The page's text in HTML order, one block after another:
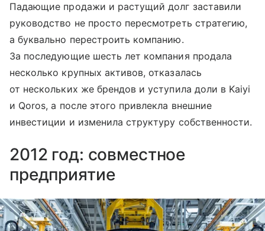
Падающие продажи и растущий долг заставили
руководство не просто пересмотреть стратегию,
а буквально перестроить компанию.
За последующие шесть лет компания продала
несколько крупных активов, отказалась
от нескольких же брендов и уступила доли в Kaiyi
и Qoros, а после этого привлекла внешние
инвестиции и изменила структуру собственности.
2012 год: совместное
предприятие